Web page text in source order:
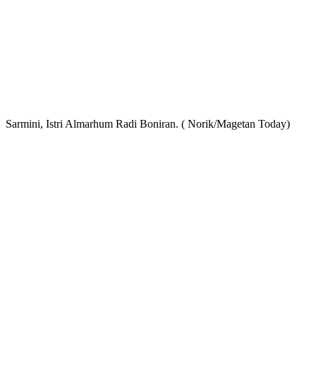
Sarmini, Istri Almarhum Radi Boniran. ( Norik/Magetan Today)